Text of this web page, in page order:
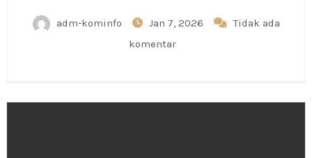
adm-kominfo Jan 7, 2026
Tidak ada
komentar